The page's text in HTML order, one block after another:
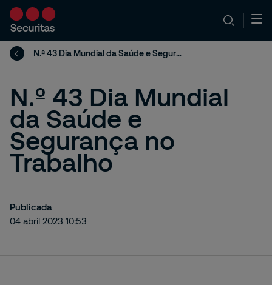
N.º 43 Dia Mundial da Saúde e Segurança no Trabalho
N.º 43 Dia Mundial
da Saúde e
Segurança no
Trabalho
Publicada
04 abril 2023 10:53